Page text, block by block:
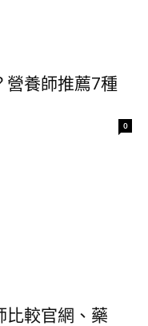
營養師推薦7種
0
比較官網、藥